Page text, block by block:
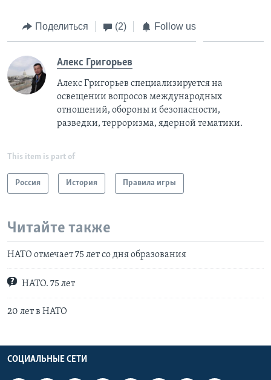
Поделиться (2) Follow us
Алекс Григорьев
Алекс Григорьев специализируется на
освещении вопросов международных
отношений, обороны и безопасности,
разведки, терроризма, ядерной тематики.
This item is part of
Россия История Правила игры
Читайте также
НАТО отмечает 75 лет со дня образования
НАТО. 75 лет
20 лет в НАТО
СОЦИАЛЬНЫЕ СЕТИ